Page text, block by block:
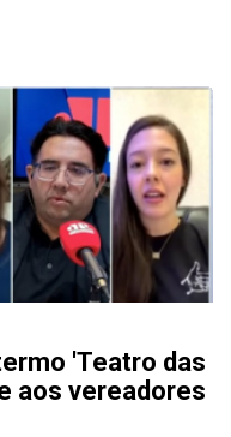
'Teatro das
aos vereadores